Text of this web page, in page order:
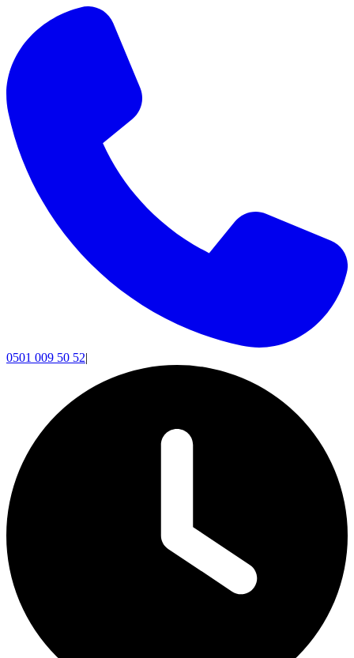
0501 009 50 52|